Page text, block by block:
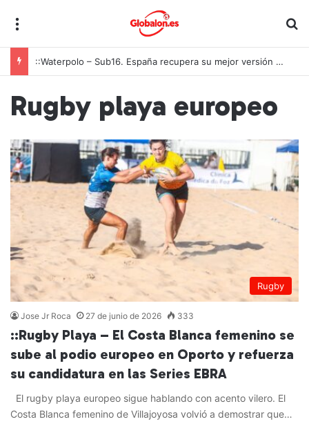
::Waterpolo – Sub16. España recupera su mejor versión y arrolla a Polonia en Zagreb
Rugby playa europeo
Rugby
Jose Jr Roca 27 de junio de 2026 333
::Rugby Playa – El Costa Blanca femenino se
sube al podio europeo en Oporto y refuerza
su candidatura en las Series EBRA
El rugby playa europeo sigue hablando con acento vilero. El
Costa Blanca femenino de Villajoyosa volvió a demostrar que…